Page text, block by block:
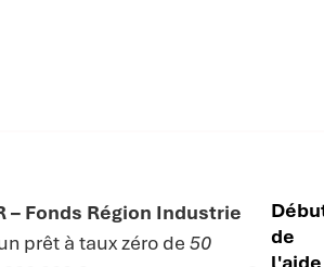
– Fonds Région Industrie
prêt à taux zéro de 50
de